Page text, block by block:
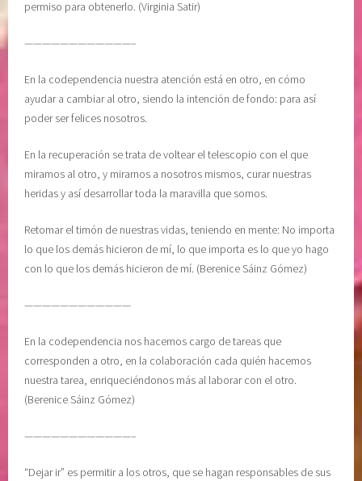
permiso para obtenerlo. (Virginia Satir)
————————————–
En la codependencia nuestra atención está en otro, en cómo
ayudar a cambiar al otro, siendo la intención de fondo: para así
poder ser felices nosotros.
En la recuperación se trata de voltear el telescopio con el que
miramos al otro, y mirarnos a nosotros mismos, curar nuestras
heridas y así desarrollar toda la maravilla que somos.
Retomar el timón de nuestras vidas, teniendo en mente: No importa
lo que los demás hicieron de mí, lo que importa es lo que yo hago
con lo que los demás hicieron de mí. (Berenice Sáinz Gómez)
————————————
En la codependencia nos hacemos cargo de tareas que
corresponden a otro, en la colaboración cada quién hacemos
nuestra tarea, enriqueciéndonos más al laborar con el otro.
(Berenice Sáinz Gómez)
————————————–
“Dejar ir” es permitir a los otros, que se hagan responsables de sus